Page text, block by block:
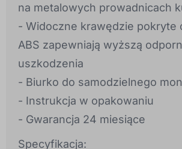
na metalowych prowadnicach
- Widoczne krawędzie pokryte
ABS zapewniają wyższą
uszkodzenia
- Biurko do samodzielnego
- Instrukcja w opakowaniu
- Gwarancja 24 miesiące
Specyfikacja: